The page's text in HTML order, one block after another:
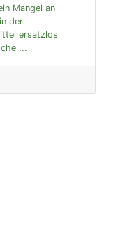
Mangel an
der
ersatzlos
...